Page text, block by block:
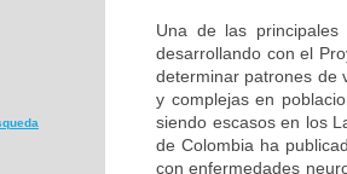
Una de las
desarrollando con el
determinar patrones de
y complejas en
siendo escasos en los
de Colombia ha
con enfermedades